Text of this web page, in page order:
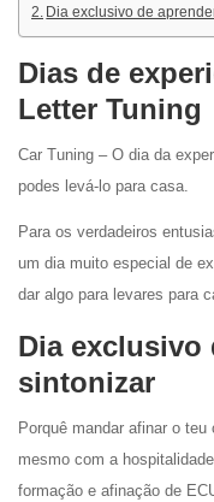
Dia exclusivo de
Dias de
Letter Tuning
Car Tuning – O dia da
podes levá-lo para casa.
Para os verdadeiros
um dia muito especial de
dar algo para levares para
Dia exclusivo
sintonizar
Porquê mandar afinar o
mesmo com a
formação e afinação de